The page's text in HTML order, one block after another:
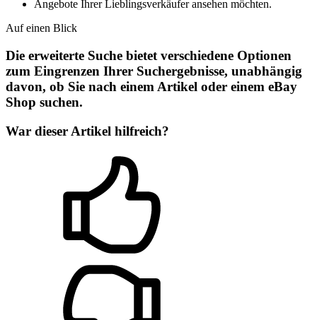
Angebote Ihrer Lieblingsverkäufer ansehen möchten.
Auf einen Blick
Die erweiterte Suche bietet verschiedene Optionen
zum Eingrenzen Ihrer Suchergebnisse, unabhängig
davon, ob Sie nach einem Artikel oder einem eBay
Shop suchen.
War dieser Artikel hilfreich?